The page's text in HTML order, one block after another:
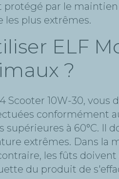
protégé par le
les plus extrêmes.
ELF
?
Scooter 10W-30,
conformément
supérieures à 60°C. Il
extrêmes. Dans la
les fûts
du produit de